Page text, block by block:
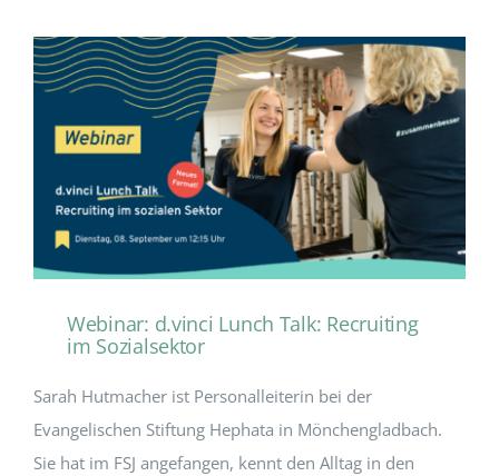
Webinar: d.vinci Lunch Talk: Recruiting
im Sozialsektor
Sarah Hutmacher ist Personalleiterin bei der
Evangelischen Stiftung Hephata in Mönchengladbach.
Sie hat im FSJ angefangen, kennt den Alltag in den